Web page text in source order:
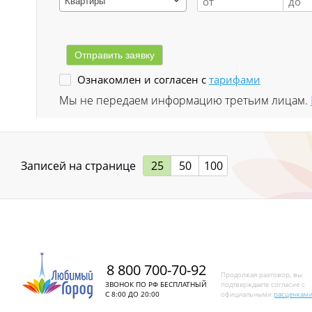
Загорский
Ильинка с
Карагайлинский
Ознакомлен и согласен с тарифами
Мы не передаем информацию третьим лицам.
Записей на странице 25 50 100
8 800 700-70-92
ЗВОНОК ПО РФ БЕСПЛАТНЫЙ
С 8:00 ДО 20:00
Продолжая разговор, вы
подтверждаете согласие с
официальными расценками